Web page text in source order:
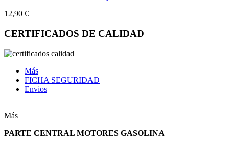
12,90 €
CERTIFICADOS DE CALIDAD
Más
FICHA SEGURIDAD
Envios
Más
PARTE CENTRAL MOTORES GASOLINA